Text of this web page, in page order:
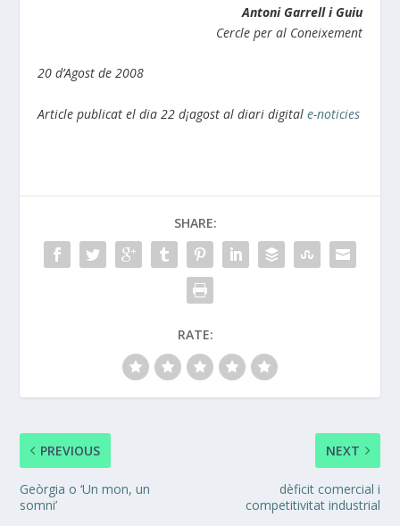
Antoni Garrell i Guiu
Cercle per al Coneixement
20 d’Agost de 2008
Article publicat el dia 22 d¡agost al diari digitale-noticies
SHARE:
RATE:
PREVIOUS
Geòrgia o ‘Un mon, un
somni’
NEXT
dèficit comercial i
competitivitat industrial